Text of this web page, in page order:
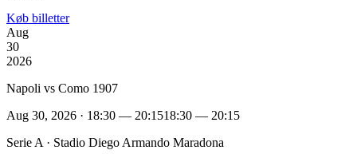
Køb billetter
Aug
30
2026
Napoli vs Como 1907
Aug 30, 2026 · 18:30 — 20:1518:30 — 20:15
Serie A · Stadio Diego Armando Maradona